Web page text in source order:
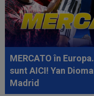
12:35
Peluza Nord,
jucătorii și conducătorii
12:27
Verdictul
Craiova a cerut penalty
12:25
Ce a postat soția
disputat de FCSB și CFR
MERCATO în
sunt AICI! Yan
Madrid